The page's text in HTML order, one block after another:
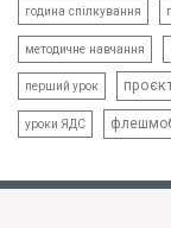
година спілкування
методичне навчання
перший урок
уроки ЯДС